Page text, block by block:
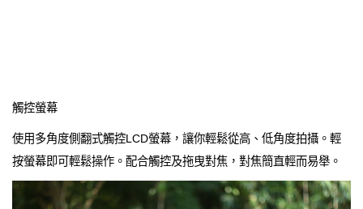
觸控螢幕
使用多角度側翻式觸控LCD螢幕，讓你輕鬆從高、低角度拍攝。輕
按螢幕即可輕鬆操作。配合觸控及拖曳對焦，對焦簡直輕而易舉。